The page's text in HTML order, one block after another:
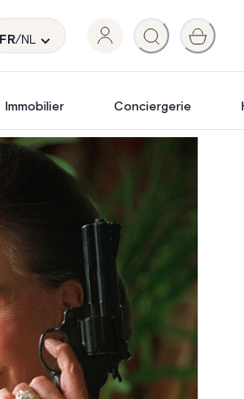
FR/NL
Immobilier Conciergerie